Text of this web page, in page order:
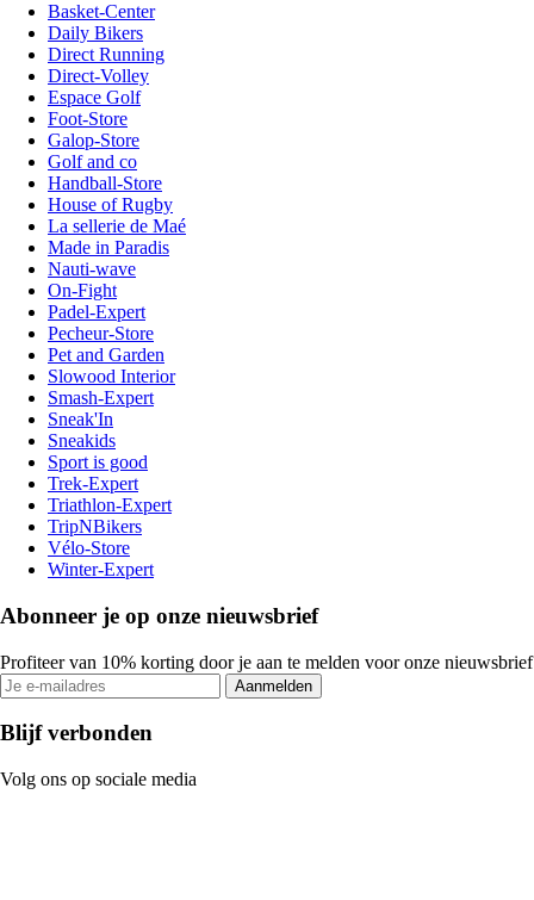
Basket-Center
Daily Bikers
Direct Running
Direct-Volley
Espace Golf
Foot-Store
Galop-Store
Golf and co
Handball-Store
House of Rugby
La sellerie de Maé
Made in Paradis
Nauti-wave
On-Fight
Padel-Expert
Pecheur-Store
Pet and Garden
Slowood Interior
Smash-Expert
Sneak'In
Sneakids
Sport is good
Trek-Expert
Triathlon-Expert
TripNBikers
Vélo-Store
Winter-Expert
Abonneer je op onze nieuwsbrief
Profiteer van 10% korting door je aan te melden voor onze nieuwsbrief
Aanmelden
Blijf verbonden
Volg ons op sociale media